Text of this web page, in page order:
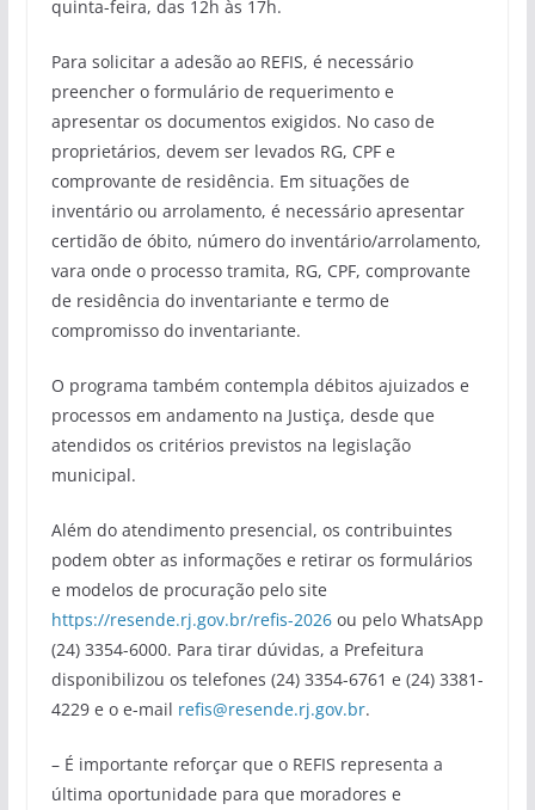
quinta-feira, das 12h às 17h.
Para solicitar a adesão ao REFIS, é necessário
preencher o formulário de requerimento e
apresentar os documentos exigidos. No caso de
proprietários, devem ser levados RG, CPF e
comprovante de residência. Em situações de
inventário ou arrolamento, é necessário apresentar
certidão de óbito, número do inventário/arrolamento,
vara onde o processo tramita, RG, CPF, comprovante
de residência do inventariante e termo de
compromisso do inventariante.
O programa também contempla débitos ajuizados e
processos em andamento na Justiça, desde que
atendidos os critérios previstos na legislação
municipal.
Além do atendimento presencial, os contribuintes
podem obter as informações e retirar os formulários
e modelos de procuração pelo site
https://resende.rj.gov.br/refis-2026ou pelo WhatsApp
(24) 3354-6000. Para tirar dúvidas, a Prefeitura
disponibilizou os telefones (24) 3354-6761 e (24) 3381-
4229 e o e-mail refis@resende.rj.gov.br.
– É importante reforçar que o REFIS representa a
última oportunidade para que moradores e